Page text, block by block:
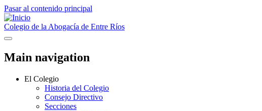
Pasar al contenido principal
Colegio de la Abogacía de Entre Ríos
Main navigation
El Colegio
Historia del Colegio
Consejo Directivo
Secciones